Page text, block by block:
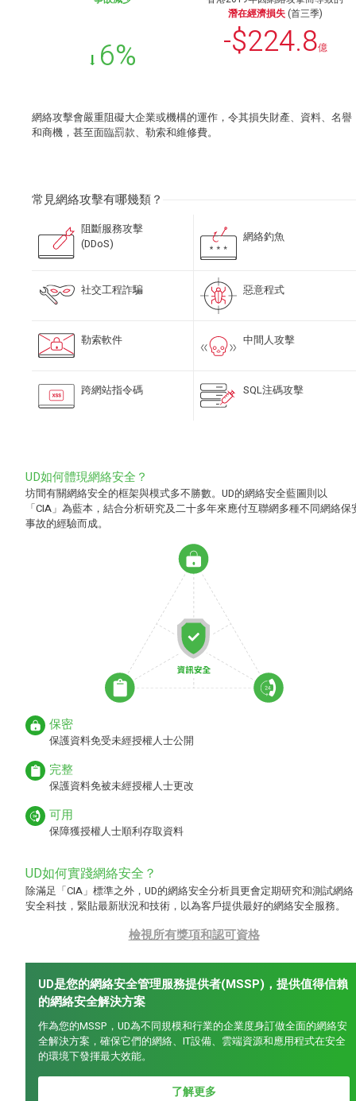
6%
潛在經濟損失(首三季)
-$224.8億
網絡攻擊會嚴重阻礙大企業或機構的運作，令其損失財產、資料、名譽
和商機，甚至面臨罰款、勒索和維修費。
常見網絡攻擊有哪幾類？
阻斷服務攻擊
(DDoS)
網絡釣魚
社交工程詐騙 惡意程式
勒索軟件 中間人攻擊
跨網站指令碼 SQL注碼攻擊
UD如何體現網絡安全？
坊間有關網絡安全的框架與模式多不勝數。UD的網絡安全藍圖則以
「CIA」為藍本，結合分析研究及二十多年來應付互聯網多種不同網絡保
事故的經驗而成。
保密
保護資料免受未經授權人士公開
完整
保護資料免被未經授權人士更改
可用
保障獲授權人士順利存取資料
UD如何實踐網絡安全？
除滿足「CIA」標準之外，UD的網絡安全分析員更會定期研究和測試網絡
安全科技，緊貼最新狀況和技術，以為客戶提供最好的網絡安全服務。
檢視所有獎項和認可資格
UD是您的網絡安全管理服務提供者(MSSP)，提供值得信賴
的網絡安全解決方案
作為您的MSSP，UD為不同規模和行業的企業度身訂做全面的網絡安
全解決方案，確保它們的網絡、IT設備、雲端資源和應用程式在安全
的環境下發揮最大效能。
了解更多